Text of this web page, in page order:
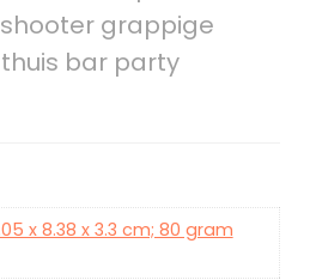
grappige
bar party
x 8.38 x 3.3 cm; 80 gram